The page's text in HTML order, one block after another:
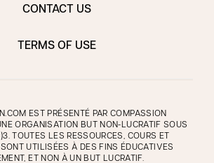
CONTACT US
TERMS OF USE
EST PRÉSENTÉ PAR COMPASSION
ORGANISATION BUT NON-LUCRATIF SOUS
TOUTES LES RESSOURCES, COURS ET
UTILISÉES À DES FINS ÉDUCATIVES
ET NON À UN BUT LUCRATIF.